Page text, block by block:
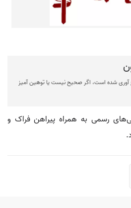
آوری شده است، اگر صحیح نیست یا توهین آمیز
رسمی به همراه پیراهن فراک و